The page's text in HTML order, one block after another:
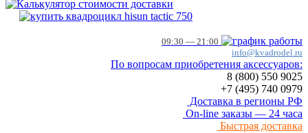
09:30 — 21:00
info@kvadrodel.ru
По вопросам приобретения аксессуаров:
8 (800) 550 9025
+7 (495) 740 0979
Доставка в регионы РФ
On-line заказы — 24 часа
Быстрая доставка